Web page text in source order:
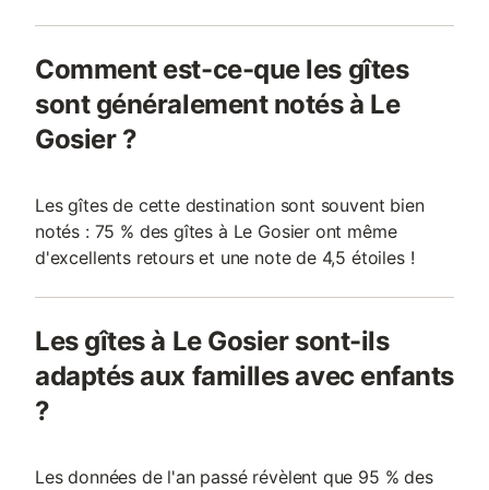
Comment est-ce-que les gîtes
sont généralement notés à Le
Gosier ?
Les gîtes de cette destination sont souvent bien
notés : 75 % des gîtes à Le Gosier ont même
d'excellents retours et une note de 4,5 étoiles !
Les gîtes à Le Gosier sont-ils
adaptés aux familles avec enfants
?
Les données de l'an passé révèlent que 95 % des